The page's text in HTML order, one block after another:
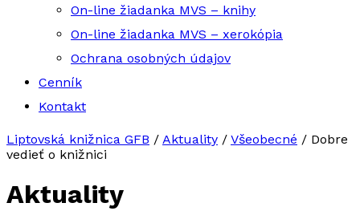
On-line žiadanka MVS – knihy
On-line žiadanka MVS – xerokópia
Ochrana osobných údajov
Cenník
Kontakt
Liptovská knižnica GFB / Aktuality / Všeobecné / Dobre
vedieť o knižnici
Aktuality